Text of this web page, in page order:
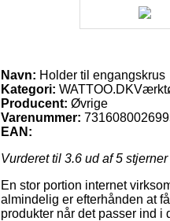
Navn: Holder til engangskrus
Kategori:
Producent: Øvrige
Varenummer:
EAN:
Vurderet til 3.6 ud af 5
En stor portion internet
almindelig er efterhånden at
produkter når det passer ind